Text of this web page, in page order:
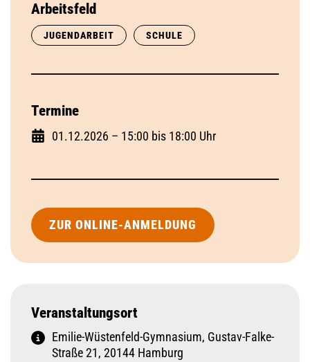
Arbeitsfeld
JUGENDARBEIT SCHULE
Termine
01.12.2026 – 15:00 bis 18:00 Uhr
ZUR ONLINE-ANMELDUNG
Veranstaltungsort
Emilie-Wüstenfeld-Gymnasium, Gustav-Falke-
Straße 21, 20144 Hamburg